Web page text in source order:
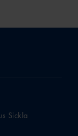
Sickla